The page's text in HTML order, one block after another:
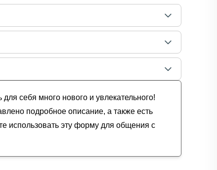
себя много нового и увлекательного!
подробное описание, а также есть
использовать эту форму для общения с